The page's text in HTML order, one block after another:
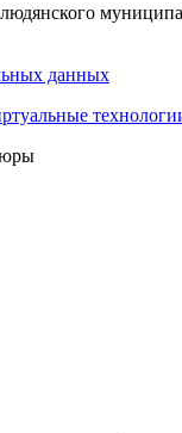
данных